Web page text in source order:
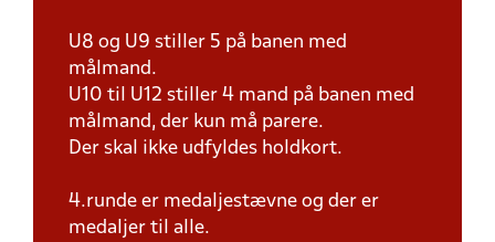
U8 og U9 stiller 5 på banen med
målmand.
U10 til U12 stiller 4 mand på banen med
målmand, der kun må parere.
Der skal ikke udfyldes holdkort.
4.runde er medaljestævne og der er
medaljer til alle.